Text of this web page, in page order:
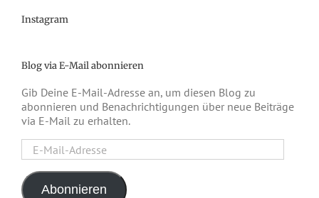
Instagram
Blog via E-Mail abonnieren
Gib Deine E-Mail-Adresse an, um diesen Blog zu
abonnieren und Benachrichtigungen über neue Beiträge
via E-Mail zu erhalten.
Mail-
Adresse
Abonnieren